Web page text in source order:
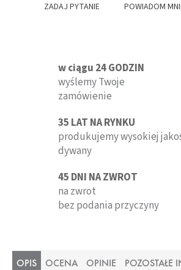
ZADAJ PYTANIE POWIADOM
w ciągu 24 GODZIN
wyślemy Twoje
zamówienie
35 LAT NA RYNKU
produkujemy wysokiej
dywany
45 DNI NA ZWROT
na zwrot
bez podania przyczyny
OPIS OCENA OPINIE POZOSTAŁE